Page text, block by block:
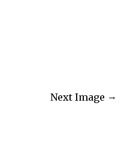
Next Image